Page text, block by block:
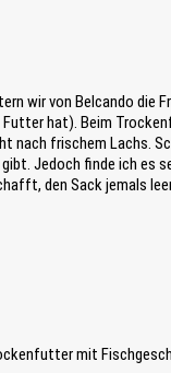
wir von Belcando die
Futter hat). Beim
nach frischem Lachs.
Jedoch finde ich es
den Sack jemals
mit